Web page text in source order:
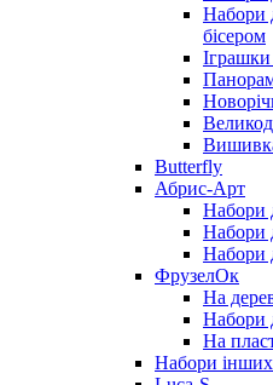
Набори
бісером
Butterfly
Абрис-Арт
Набори
Набори
Набори
ФрузелОк
На
Набори
На
Набори